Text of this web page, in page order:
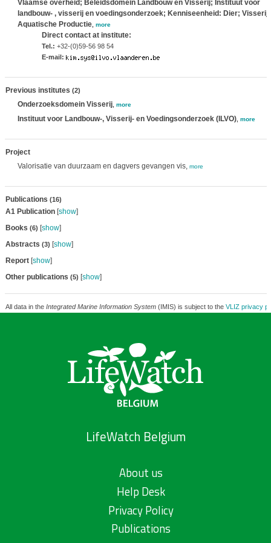
Vlaamse overheid; Beleidsdomein Landbouw en Visserij; Instituut voor
landbouw- , visserij en voedingsonderzoek; Kenniseenheid: Dier; Visserij
Aquatische Productie, more
Direct contact at institute:
Tel.: +32-(0)59-56 98 54
E-mail:
Previous institutes (2)
Onderzoeksdomein Visserij, more
Instituut voor Landbouw-, Visserij- en Voedingsonderzoek (ILVO), more
Project
Valorisatie van duurzaam en dagvers gevangen vis, more
Publications (16)
A1 Publication[show]
Books (6) [show]
Abstracts (3) [show]
Report[show]
Other publications (5) [show]
All data in the Integrated Marine Information System(IMIS) is subject to the VLIZ privacy
LifeWatch Belgium
About us
Help Desk
Privacy Policy
Publications